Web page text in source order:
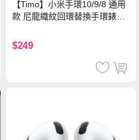
【Timo】小米手環10/9/8 通用
款 尼龍織紋回環替換手環錶帶-
$249